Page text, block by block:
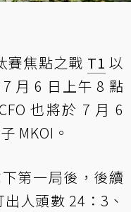
賽焦點之戰 T1 以
7 月 6 日上午 8 點
也將於 7 月 6
MKOI。
第一局後，後續
人頭數 24：3、